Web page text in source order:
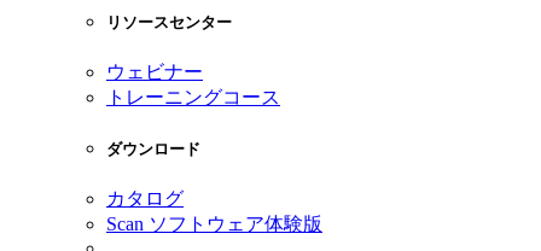
リソースセンター
ウェビナー
トレーニングコース
ダウンロード
カタログ
Scan ソフトウェア体験版